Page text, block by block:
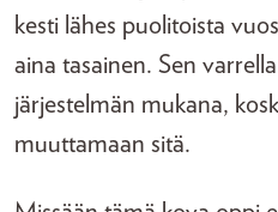
kesti lähes puolitoista
aina tasainen. Sen
järjestelmän mukana,
muuttamaan sitä.